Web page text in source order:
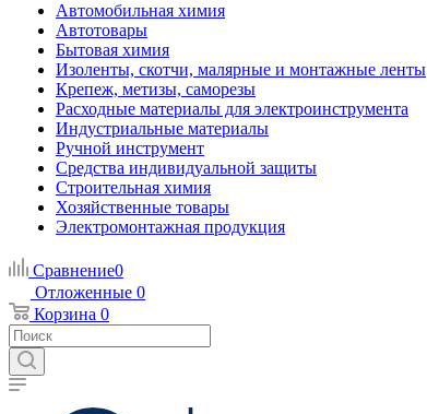
Автомобильная химия
Автотовары
Бытовая химия
Изоленты, скотчи, малярные и монтажные ленты
Крепеж, метизы, саморезы
Расходные материалы для электроинструмента
Индустриальные материалы
Ручной инструмент
Средства индивидуальной защиты
Строительная химия
Хозяйственные товары
Электромонтажная продукция
Сравнение0
Отложенные 0
Корзина 0